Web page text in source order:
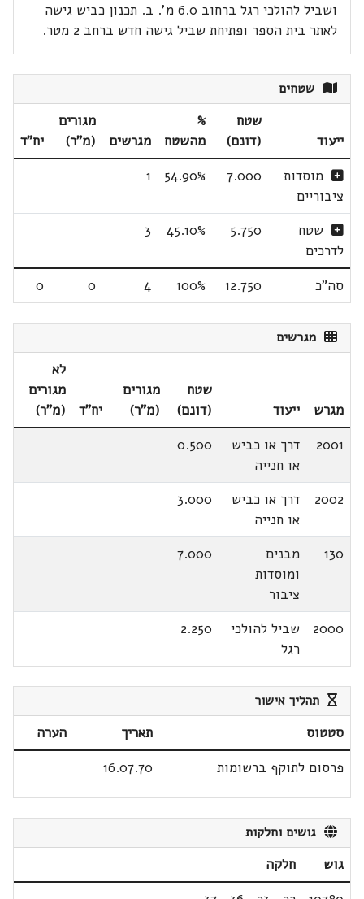
ושביל להולכי רגל ברחוב 6.0 מ'. ב. תכנון כביש גישה
לאתר בית הספר ופתיחת שביל גישה חדש ברחב 2 מטר.
שטחים
ייעוד
שטח
(דונם)
%
מהשטח
מגרשים
מגורים
(מ"ר)
יח"ד
מוסדות
ציבוריים
7.000
54.90%
1
שטח
לדרכים
5.750
45.10%
3
סה"כ 12.750
100%
4
0
0
מגרשים
מגרש ייעוד
שטח
(דונם)
מגורים
(מ"ר)
יח"ד
לא
מגורים
(מ"ר)
2001
דרך או כביש
או חנייה
0.500
2002
דרך או כביש
או חנייה
3.000
130
מבנים
ומוסדות
ציבור
7.000
2000
שביל להולכי
רגל
2.250
תהליך אישור
סטטוס תאריך
הערה
פרסום לתוקף ברשומות
16.07.70
גושים וחלקות
גוש
חלקה